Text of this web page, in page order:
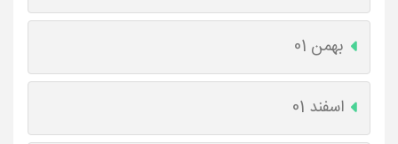
بهمن 01
اسفند 01